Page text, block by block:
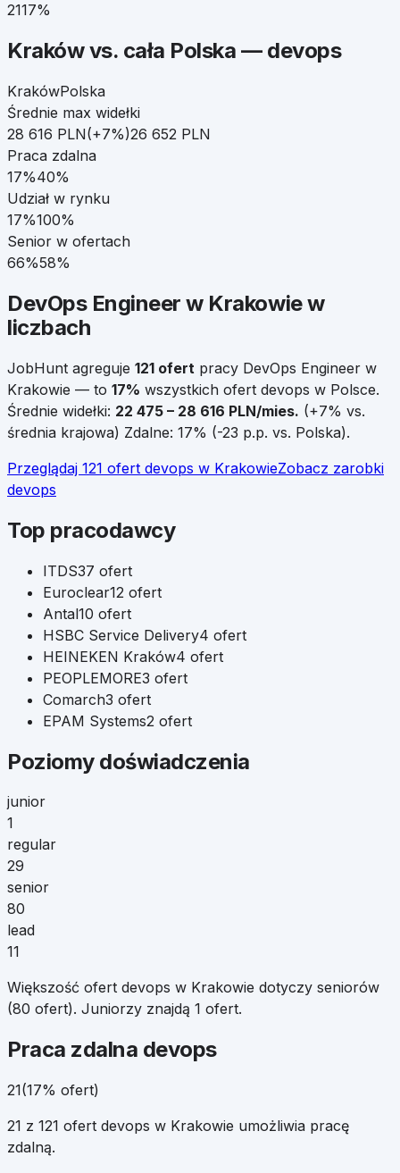
2117%
Krakówvs. cała Polska — devops
KrakówPolska
Średnie max widełki
28 616 PLN(+7%)26 652 PLN
Praca zdalna
17%40%
Udział w rynku
17%100%
Senior w ofertach
66%58%
DevOps Engineer w Krakowiew
liczbach
JobHunt agreguje 121 ofert pracy DevOps Engineer w
Krakowie — to 17% wszystkich ofert devops w Polsce.
Średnie widełki: 22 475 – 28 616 PLN/mies. (+7% vs.
średnia krajowa) Zdalne: 17% (-23 p.p. vs. Polska).
Przeglądaj 121 ofert devops w KrakowieZobacz zarobki
devops
Top pracodawcy
ITDS37 ofert
Euroclear12 ofert
Antal10 ofert
HSBC Service Delivery4 ofert
HEINEKEN Kraków4 ofert
PEOPLEMORE3 ofert
Comarch3 ofert
EPAM Systems2 ofert
Poziomy doświadczenia
junior
1
regular
29
senior
80
lead
11
Większość ofert devops w Krakowie dotyczy seniorów
(80 ofert). Juniorzy znajdą 1 ofert.
Praca zdalna devops
21(17% ofert)
21 z 121 ofert devops w Krakowie umożliwia pracę
zdalną.